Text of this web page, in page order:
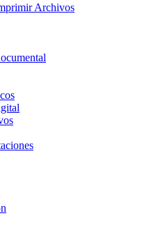
Archivos